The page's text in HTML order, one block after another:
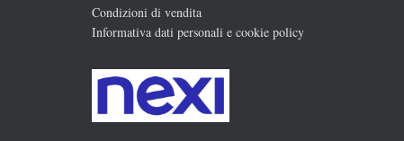
Condizioni di vendita
Informativa dati personali e cookie policy